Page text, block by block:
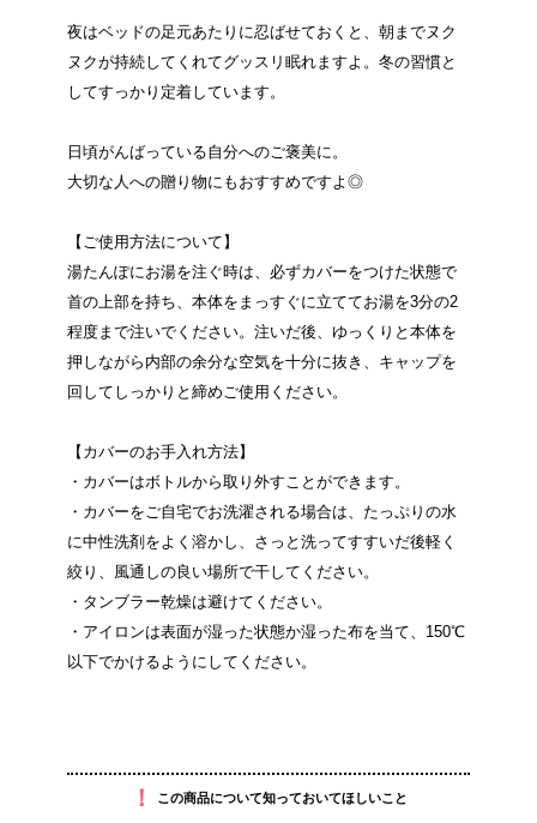
夜はベッドの足元あたりに忍ばせておくと、朝までヌク
ヌクが持続してくれてグッスリ眠れますよ。冬の習慣と
してすっかり定着しています。
日頃がんばっている自分へのご褒美に。
大切な人への贈り物にもおすすめですよ◎
【ご使用方法について】
湯たんぽにお湯を注ぐ時は、必ずカバーをつけた状態で
首の上部を持ち、本体をまっすぐに立ててお湯を3分の2
程度まで注いでください。注いだ後、ゆっくりと本体を
押しながら内部の余分な空気を十分に抜き、キャップを
回してしっかりと締めご使用ください。
【カバーのお手入れ方法】
・カバーはボトルから取り外すことができます。
・カバーをご自宅でお洗濯される場合は、たっぷりの水
に中性洗剤をよく溶かし、さっと洗ってすすいだ後軽く
絞り、風通しの良い場所で干してください。
・タンブラー乾燥は避けてください。
・アイロンは表面が湿った状態か湿った布を当て、150℃
以下でかけるようにしてください。
！ この商品について知っておいてほしいこと